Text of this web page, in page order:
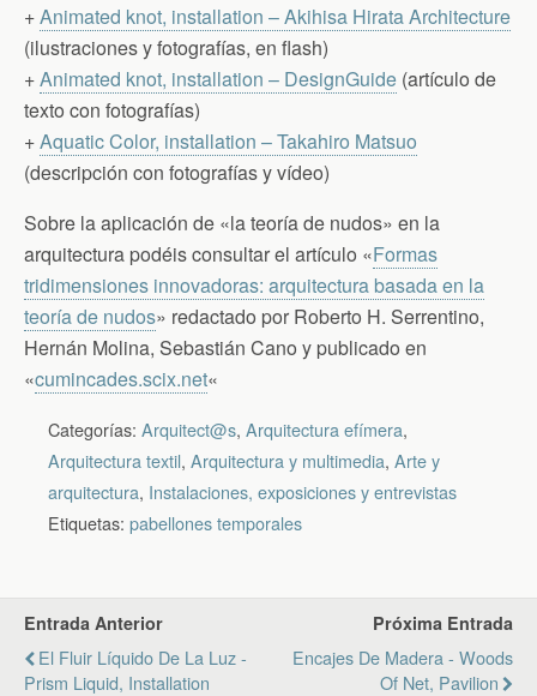
+Animated knot, installation – Akihisa Hirata Architecture
(ilustraciones y fotografías, en flash)
+Animated knot, installation – DesignGuide (artículo de
texto con fotografías)
+Aquatic Color, installation – Takahiro Matsuo
(descripción con fotografías y vídeo)
Sobre la aplicación de «la teoría de nudos» en la
arquitectura podéis consultar el artículo «Formas
tridimensiones innovadoras: arquitectura basada en la
teoría de nudos» redactado por Roberto H. Serrentino,
Hernán Molina, Sebastián Cano y publicado en
«cumincades.scix.net«
Categorías: Arquitect@s, Arquitectura efímera,
Arquitectura textil, Arquitectura y multimedia, Arte y
arquitectura, Instalaciones, exposiciones y entrevistas
Etiquetas: pabellones temporales
Entrada Anterior
El Fluir Líquido De La Luz -
Prism Liquid, Installation
Próxima Entrada
Encajes De Madera - Woods
Of Net, Pavilion